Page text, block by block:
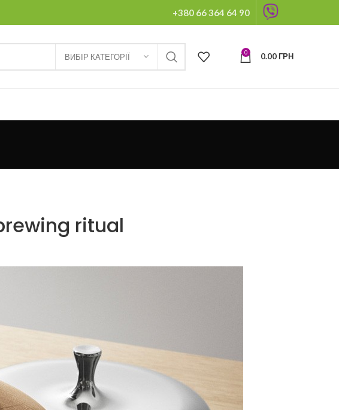
+380 66 364 64 90
ВИБІР КАТЕГОРІЇ 0 0.00ГРН
ritual